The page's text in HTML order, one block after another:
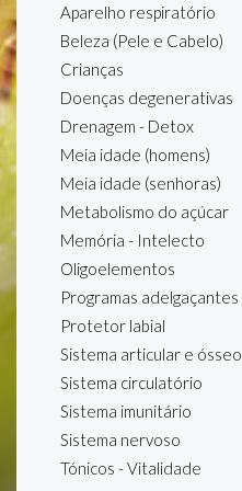
Aparelho respiratório
Beleza (Pele e Cabelo)
Crianças
Doenças degenerativas
Drenagem - Detox
Meia idade (homens)
Meia idade (senhoras)
Metabolismo do açúcar
Memória - Intelecto
Oligoelementos
Programas adelgaçantes
Protetor labial
Sistema articular e ósseo
Sistema circulatório
Sistema imunitário
Sistema nervoso
Tónicos - Vitalidade